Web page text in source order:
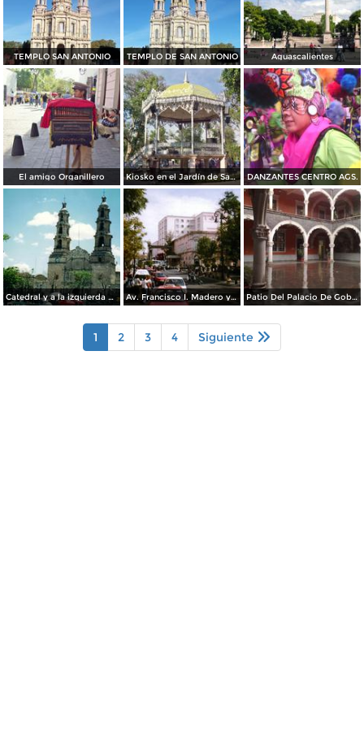
TEMPLO SAN ANTONIO TEMPLO DE SAN ANTONIO Aguascalientes
El amigo Organillero Kiosko en el Jardín de San Marcos DANZANTES CENTRO AGS.
Catedral y a la izquierda el teatro Morelos. Aguascalientes, Aguascalientes. 2002 Av. Francisco I. Madero y Hotel Francia. Aguascalientes, Aguascalientes Patio Del Palacio De Gobierno
1 2 3 4 Siguiente